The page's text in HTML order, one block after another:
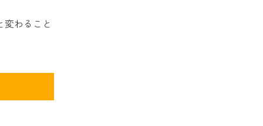
わること